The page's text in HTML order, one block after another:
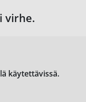
virhe.
käytettävissä.